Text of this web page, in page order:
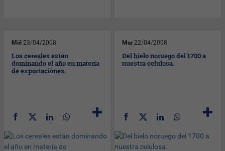
Mié 23/04/2008
Los cereales están
dominando el año en materia
de exportaciones.
Mar 22/04/2008
Del hielo noruego del 1700 a
nuestra celulosa.